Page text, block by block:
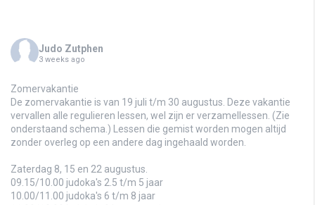
Judo Zutphen
3 weeks ago
Zomervakantie
De zomervakantie is van 19 juli t/m 30 augustus. Deze vakantie
vervallen alle regulieren lessen, wel zijn er verzamellessen. (Zie
onderstaand schema.) Lessen die gemist worden mogen altijd
zonder overleg op een andere dag ingehaald worden.
Zaterdag 8, 15 en 22 augustus.
09.15/10.00 judoka's 2.5 t/m 5 jaar
10.00/11.00 judoka's 6 t/m 8 jaar